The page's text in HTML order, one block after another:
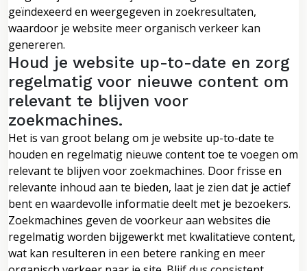
geïndexeerd en weergegeven in zoekresultaten,
waardoor je website meer organisch verkeer kan
genereren.
Houd je website up-to-date en zorg
regelmatig voor nieuwe content om
relevant te blijven voor
zoekmachines.
Het is van groot belang om je website up-to-date te
houden en regelmatig nieuwe content toe te voegen om
relevant te blijven voor zoekmachines. Door frisse en
relevante inhoud aan te bieden, laat je zien dat je actief
bent en waardevolle informatie deelt met je bezoekers.
Zoekmachines geven de voorkeur aan websites die
regelmatig worden bijgewerkt met kwalitatieve content,
wat kan resulteren in een betere ranking en meer